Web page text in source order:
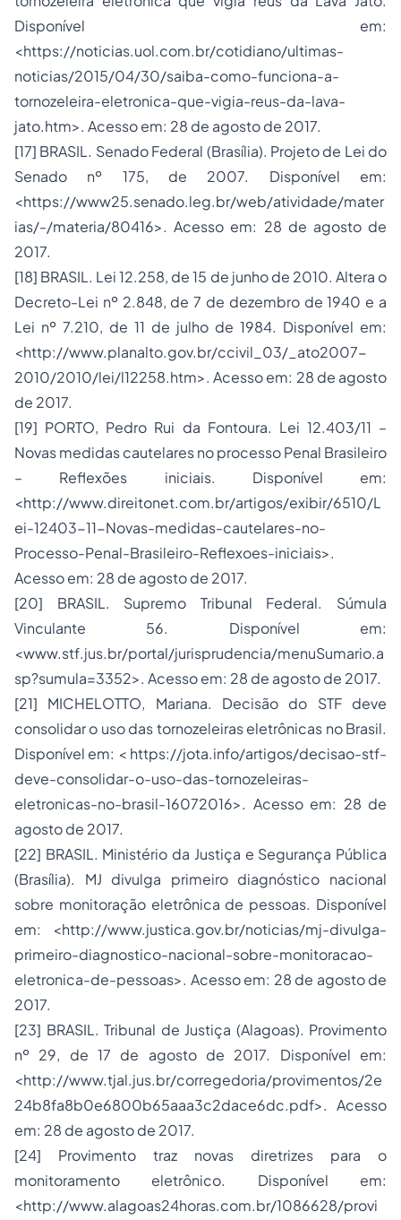
Disponível em:
<https://noticias.uol.com.br/cotidiano/ultimas-
noticias/2015/04/30/saiba-como-funciona-a-
tornozeleira-eletronica-que-vigia-reus-da-lava-
jato.htm>. Acesso em: 28 de agosto de 2017.
[17] BRASIL. Senado Federal (Brasília). Projeto de Lei do
Senado nº 175, de 2007. Disponível em:
<https://www25.senado.leg.br/web/atividade/mater
ias/-/materia/80416>. Acesso em: 28 de agosto de
2017.
[18] BRASIL. Lei 12.258, de 15 de junho de 2010. Altera o
Decreto-Lei nº 2.848, de 7 de dezembro de 1940 e a
Lei nº 7.210, de 11 de julho de 1984. Disponível em:
<http://www.planalto.gov.br/ccivil_03/_ato2007-
2010/2010/lei/l12258.htm>. Acesso em: 28 de agosto
de 2017.
[19] PORTO, Pedro Rui da Fontoura. Lei 12.403/11 –
Novas medidas cautelares no processo Penal Brasileiro
– Reflexões iniciais. Disponível em:
<http://www.direitonet.com.br/artigos/exibir/6510/L
ei-12403-11-Novas-medidas-cautelares-no-
Processo-Penal-Brasileiro-Reflexoes-iniciais>.
Acesso em: 28 de agosto de 2017.
[20] BRASIL. Supremo Tribunal Federal. Súmula
Vinculante 56. Disponível em:
<www.stf.jus.br/portal/jurisprudencia/menuSumario.a
sp?sumula=3352>. Acesso em: 28 de agosto de 2017.
[21] MICHELOTTO, Mariana. Decisão do STF deve
consolidar o uso das tornozeleiras eletrônicas no Brasil.
Disponível em: < https://jota.info/artigos/decisao-stf-
deve-consolidar-o-uso-das-tornozeleiras-
eletronicas-no-brasil-16072016>. Acesso em: 28 de
agosto de 2017.
[22] BRASIL. Ministério da Justiça e Segurança Pública
(Brasília). MJ divulga primeiro diagnóstico nacional
sobre monitoração eletrônica de pessoas. Disponível
em: <http://www.justica.gov.br/noticias/mj-divulga-
primeiro-diagnostico-nacional-sobre-monitoracao-
eletronica-de-pessoas>. Acesso em: 28 de agosto de
2017.
[23] BRASIL. Tribunal de Justiça (Alagoas). Provimento
nº 29, de 17 de agosto de 2017. Disponível em:
<http://www.tjal.jus.br/corregedoria/provimentos/2e
24b8fa8b0e6800b65aaa3c2dace6dc.pdf>. Acesso
em: 28 de agosto de 2017.
[24] Provimento traz novas diretrizes para o
monitoramento eletrônico. Disponível em:
<http://www.alagoas24horas.com.br/1086628/provi